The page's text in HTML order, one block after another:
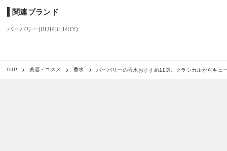
関連ブランド
バーバリー(BURBERRY)
TOP 美容・コスメ 香水 バーバリーの香水おすすめ11選。クラシカルからキュ